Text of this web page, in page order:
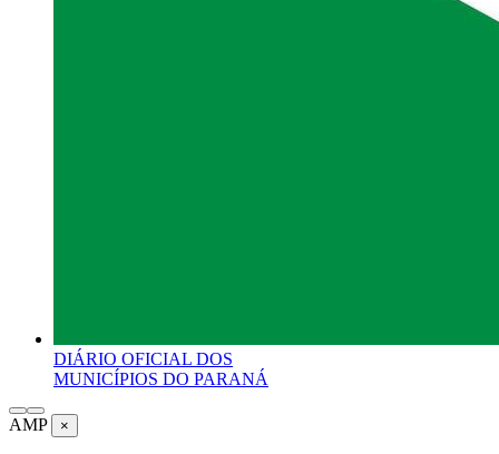
DIÁRIO OFICIAL DOS
MUNICÍPIOS DO PARANÁ
AMP ×